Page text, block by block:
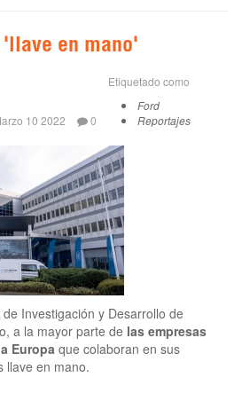
en mano'
10 2022 0
Etiquetado como
Ford
Reportajes
Investigación y Desarrollo de
a la mayor parte de las empresas
Europa que colaboran en sus
llave en mano.